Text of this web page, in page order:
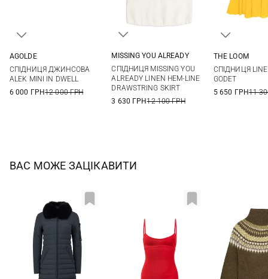
28
AGOLDE
СПІДНИЦЯ ДЖИНСОВА
ALEK MINI IN DWELL
6 000 ГРН12 000 ГРН
MISSING YOU ALREADY
СПІДНИЦЯ MISSING YOU
ALREADY LINEN HEM-LINE
DRAWSTRING SKIRT
3 630 ГРН12 100 ГРН
THE LOOM
СПІДНИЦЯ
GODET
5 650 ГРН11
ВАС МОЖЕ ЗАЦІКАВИТИ